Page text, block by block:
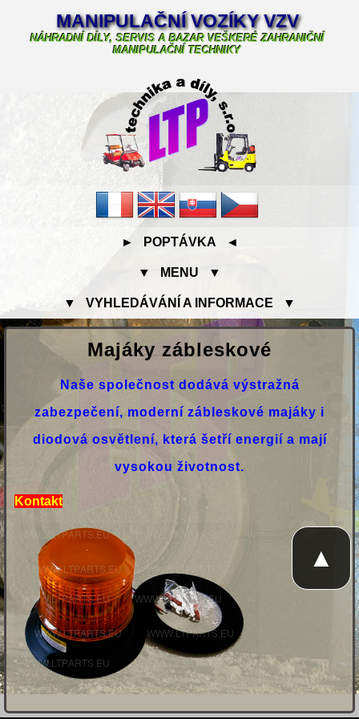
MANIPULAČNÍ VOZÍKY VZV
NÁHRADNÍ DÍLY, SERVIS A BAZAR VEŠKERÉ ZAHRANIČNÍ
MANIPULAČNÍ TECHNIKY
► POPTÁVKA ◄
▼ MENU ▼
▼ VYHLEDÁVÁNÍ A INFORMACE ▼
Majáky zábleskové
Naše společnost dodává výstražná
zabezpečení, moderní zábleskové majáky i
diodová osvětlení, která šetří energií a mají
vysokou životnost.
Kontakt
▲